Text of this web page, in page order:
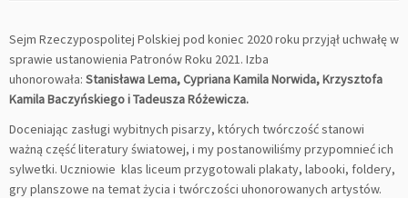
Sejm Rzeczypospolitej Polskiej pod koniec 2020 roku przyjął uchwałę w
sprawie ustanowienia Patronów Roku 2021. Izba
uhonorowała: Stanisława Lema, Cypriana Kamila Norwida, Krzysztofa
Kamila Baczyńskiego i Tadeusza Różewicza.
Doceniając zasługi wybitnych pisarzy, których twórczość stanowi
ważną część literatury światowej, i my postanowiliśmy przypomnieć ich
sylwetki. Uczniowie klas liceum przygotowali plakaty, labooki, foldery,
gry planszowe na temat życia i twórczości uhonorowanych artystów.